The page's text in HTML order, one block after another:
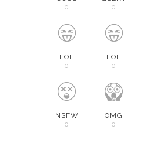
0
0
LOL
0
LOL
0
NSFW
0
OMG
0